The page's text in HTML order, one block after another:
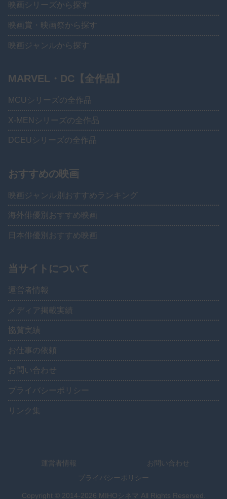
映画シリーズから探す
映画賞・映画祭から探す
映画ジャンルから探す
MARVEL・DC【全作品】
MCUシリーズの全作品
X-MENシリーズの全作品
DCEUシリーズの全作品
おすすめの映画
映画ジャンル別おすすめランキング
海外俳優別おすすめ映画
日本俳優別おすすめ映画
当サイトについて
運営者情報
メディア掲載実績
協賛実績
お仕事の依頼
お問い合わせ
プライバシーポリシー
リンク集
運営者情報
お問い合わせ
プライバシーポリシー
Copyright © 2014-2026 MIHOシネマ All Rights Reserved.